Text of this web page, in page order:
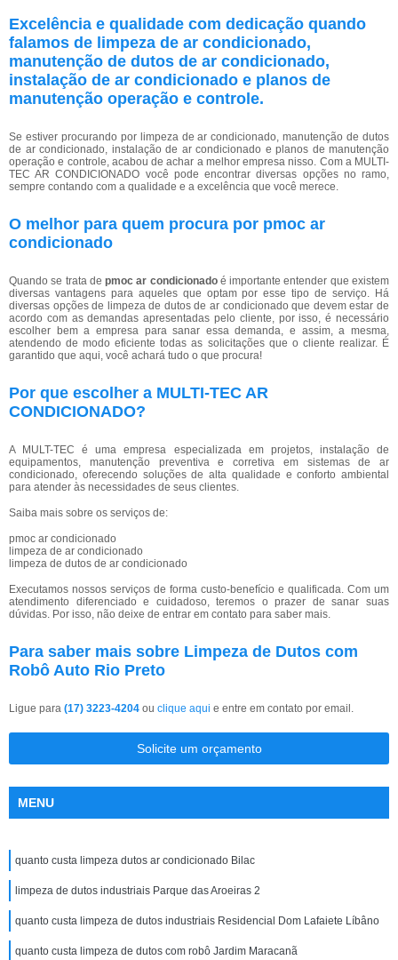
Excelência e qualidade com dedicação quando
falamos de limpeza de ar condicionado,
manutenção de dutos de ar condicionado,
instalação de ar condicionado e planos de
manutenção operação e controle.
Se estiver procurando por limpeza de ar condicionado, manutenção de dutos
de ar condicionado, instalação de ar condicionado e planos de manutenção
operação e controle, acabou de achar a melhor empresa nisso. Com a MULTI-
TEC AR CONDICIONADO você pode encontrar diversas opções no ramo,
sempre contando com a qualidade e a excelência que você merece.
O melhor para quem procura por pmoc ar
condicionado
Quando se trata depmoc ar condicionadoé importante entender que existem
diversas vantagens para aqueles que optam por esse tipo de serviço. Há
diversas opções de limpeza de dutos de ar condicionado que devem estar de
acordo com as demandas apresentadas pelo cliente, por isso, é necessário
escolher bem a empresa para sanar essa demanda, e assim, a mesma,
atendendo de modo eficiente todas as solicitações que o cliente realizar. É
garantido que aqui, você achará tudo o que procura!
Por que escolher a MULTI-TEC AR
CONDICIONADO?
A MULT-TEC é uma empresa especializada em projetos, instalação de
equipamentos, manutenção preventiva e corretiva em sistemas de ar
condicionado, oferecendo soluções de alta qualidade e conforto ambiental
para atender às necessidades de seus clientes.
Saiba mais sobre os serviços de:
pmoc ar condicionado
limpeza de ar condicionado
limpeza de dutos de ar condicionado
Executamos nossos serviços de forma custo-benefício e qualificada. Com um
atendimento diferenciado e cuidadoso, teremos o prazer de sanar suas
dúvidas. Por isso, não deixe de entrar em contato para saber mais.
Para saber mais sobre Limpeza de Dutos com
Robô Auto Rio Preto
Ligue para (17) 3223-4204 ou clique aqui e entre em contato por email.
Solicite um orçamento
MENU
quanto custa limpeza dutos ar condicionado Bilac
limpeza de dutos industriais Parque das Aroeiras 2
quanto custa limpeza de dutos industriais Residencial Dom Lafaiete Líbâno
quanto custa limpeza de dutos com robô Jardim Maracanã